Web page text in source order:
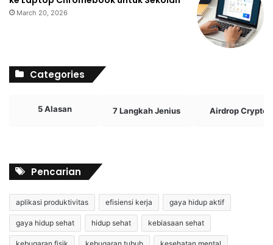
March 20, 2026
Categories
5 Alasan 7 Langkah Jenius Airdrop Crypto
Pencarian
aplikasi produktivitas efisiensi kerja gaya hidup aktif
gaya hidup sehat hidup sehat kebiasaan sehat